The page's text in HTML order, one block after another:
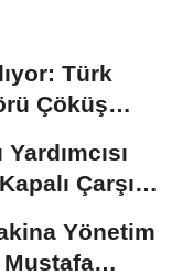
Türk
Çöküş
Çarşı
Yönetim
Mustafa